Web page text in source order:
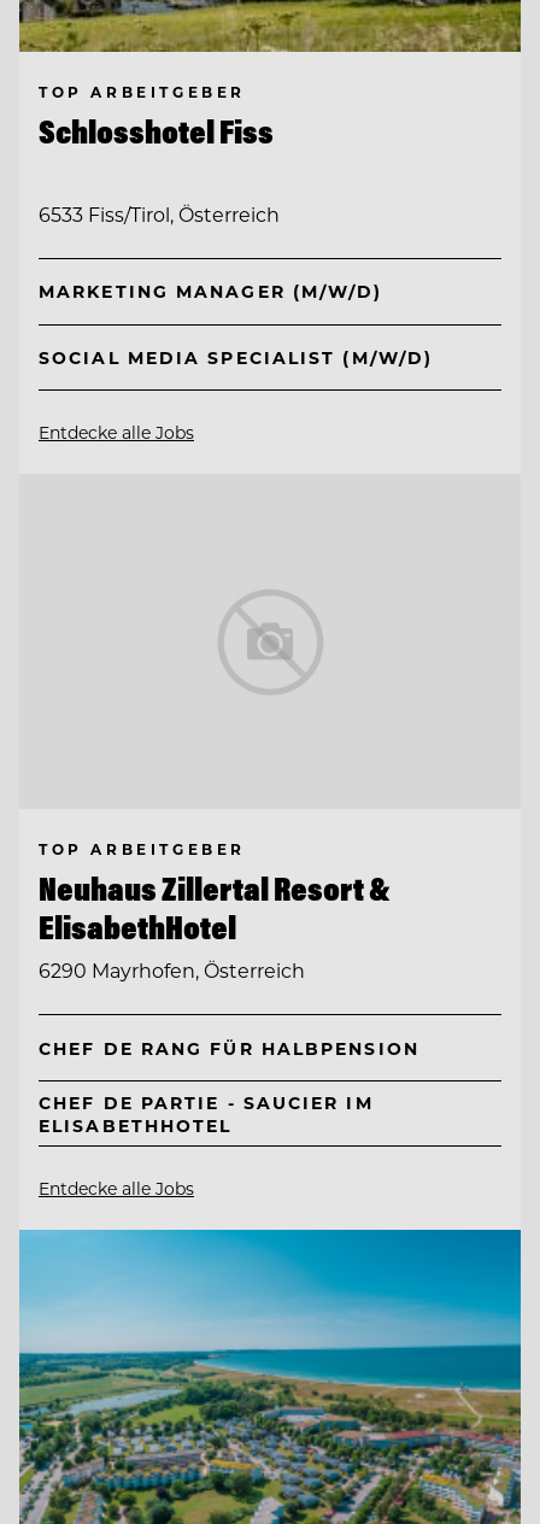
TOP ARBEITGEBER
Schlosshotel Fiss
6533 Fiss/Tirol, Österreich
MARKETING MANAGER (M/W/D)
SOCIAL MEDIA SPECIALIST (M/W/D)
Entdecke alle Jobs
TOP ARBEITGEBER
Neuhaus Zillertal Resort &
ElisabethHotel
6290 Mayrhofen, Österreich
CHEF DE RANG FÜR HALBPENSION
CHEF DE PARTIE - SAUCIER IM
ELISABETHHOTEL
Entdecke alle Jobs